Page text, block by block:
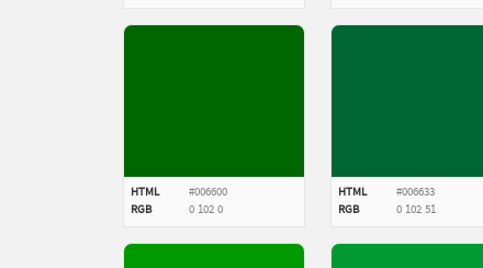
HTML
#006600
RGB
0 102 0
HTML
#006633
RGB
0 102 51